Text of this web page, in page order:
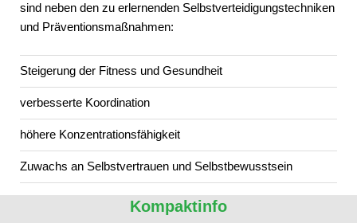
sind neben den zu erlernenden Selbstverteidigungstechniken
und Präventionsmaßnahmen:
Steigerung der Fitness und Gesundheit
verbesserte Koordination
höhere Konzentrationsfähigkeit
Zuwachs an Selbstvertrauen und Selbstbewusstsein
Kompaktinfo